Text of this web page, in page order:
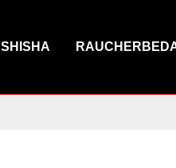
SHISHA